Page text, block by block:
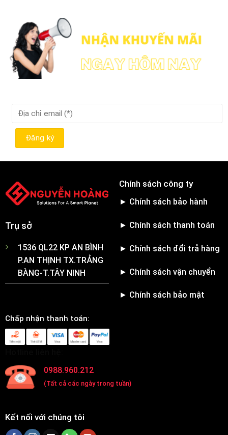
Trụ sở
1536 QL22 KP AN BÌNH
P.AN THỊNH TX.TRẢNG
BÀNG-T.TÂY NINH
Chính sách công ty
► Chính sách bảo hành
► Chính sách thanh toán
► Chính sách đổi trả hàng
► Chính sách vận chuyển
► Chính sách bảo mật
Chấp nhận thanh toán:
0988.960.212
(Tất cả các ngày trong tuần)
Kết nối với chúng tôi